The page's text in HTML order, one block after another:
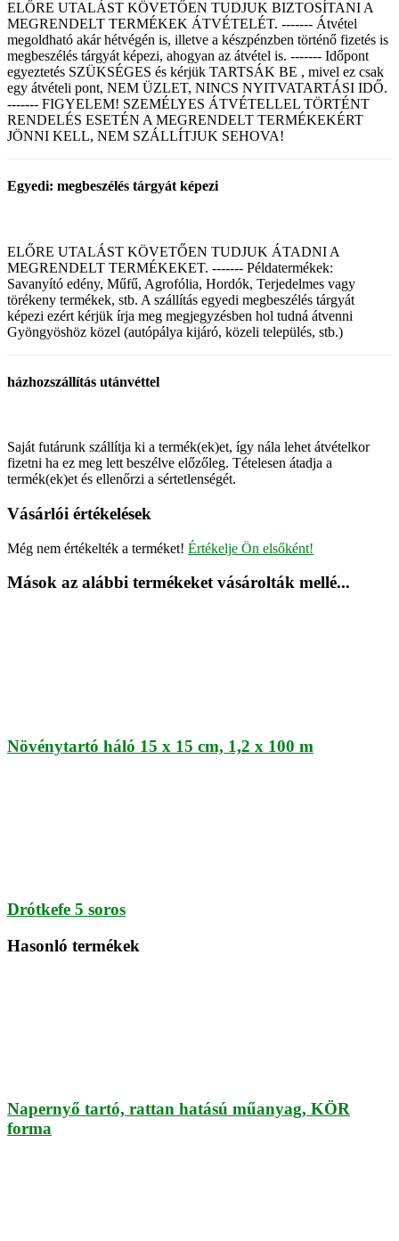
ELŐRE UTALÁST KÖVETŐEN TUDJUK BIZTOSÍTANI A
MEGRENDELT TERMÉKEK ÁTVÉTELÉT. ------- Átvétel
megoldható akár hétvégén is, illetve a készpénzben történő fizetés is
megbeszélés tárgyát képezi, ahogyan az átvétel is. ------- Időpont
egyeztetés SZÜKSÉGES és kérjük TARTSÁK BE , mivel ez csak
egy átvételi pont, NEM ÜZLET, NINCS NYITVATARTÁSI IDŐ.
------- FIGYELEM! SZEMÉLYES ÁTVÉTELLEL TÖRTÉNT
RENDELÉS ESETÉN A MEGRENDELT TERMÉKEKÉRT
JÖNNI KELL, NEM SZÁLLÍTJUK SEHOVA!
Egyedi: megbeszélés tárgyát képezi
ELŐRE UTALÁST KÖVETŐEN TUDJUK ÁTADNI A
MEGRENDELT TERMÉKEKET. ------- Példatermékek:
Savanyító edény, Műfű, Agrofólia, Hordók, Terjedelmes vagy
törékeny termékek, stb. A szállítás egyedi megbeszélés tárgyát
képezi ezért kérjük írja meg megjegyzésben hol tudná átvenni
Gyöngyöshöz közel (autópálya kijáró, közeli település, stb.)
házhozszállítás utánvéttel
Saját futárunk szállítja ki a termék(ek)et, így nála lehet átvételkor
fizetni ha ez meg lett beszélve előzőleg. Tételesen átadja a
termék(ek)et és ellenőrzi a sértetlenségét.
Vásárlói értékelések
Még nem értékelték a terméket! Értékelje Ön elsőként!
Mások az alábbi termékeket vásárolták mellé...
Növénytartó háló 15 x 15 cm, 1,2 x 100 m
Drótkefe 5 soros
Hasonló termékek
Napernyő tartó, rattan hatású műanyag, KÖR
forma